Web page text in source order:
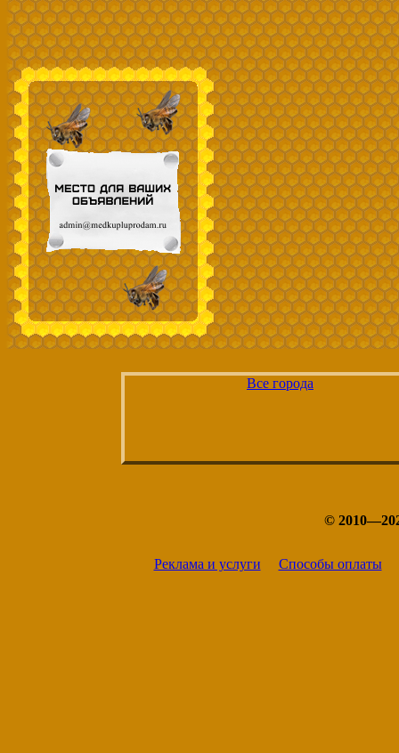
Все города
©
Реклама и услуги Способы оплаты